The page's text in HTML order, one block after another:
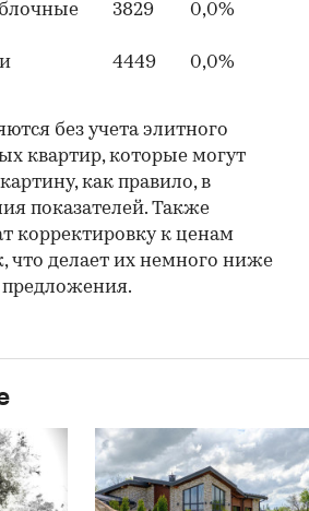
3829 0,0%
4449 0,0%
без учета элитного
квартир, которые могут
как правило, в
показателей. Также
корректировку к ценам
что делает их немного ниже